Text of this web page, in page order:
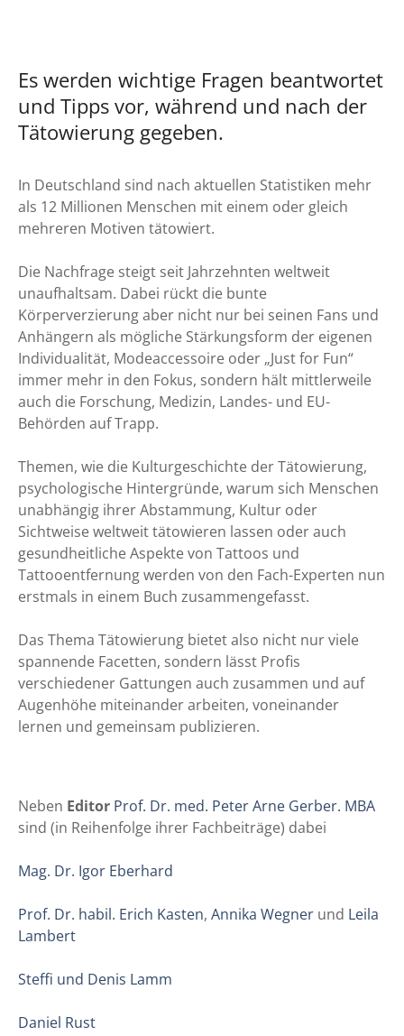
Es werden wichtige Fragen beantwortet
und Tipps vor, während und nach der
Tätowierung gegeben.
In Deutschland sind nach aktuellen Statistiken mehr
als 12 Millionen Menschen mit einem oder gleich
mehreren Motiven tätowiert.
Die Nachfrage steigt seit Jahrzehnten weltweit
unaufhaltsam. Dabei rückt die bunte
Körperverzierung aber nicht nur bei seinen Fans und
Anhängern als mögliche Stärkungsform der eigenen
Individualität, Modeaccessoire oder „Just for Fun“
immer mehr in den Fokus, sondern hält mittlerweile
auch die Forschung, Medizin, Landes- und EU-
Behörden auf Trapp.
Themen, wie die Kulturgeschichte der Tätowierung,
psychologische Hintergründe, warum sich Menschen
unabhängig ihrer Abstammung, Kultur oder
Sichtweise weltweit tätowieren lassen oder auch
gesundheitliche Aspekte von Tattoos und
Tattooentfernung werden von den Fach-Experten nun
erstmals in einem Buch zusammengefasst.
Das Thema Tätowierung bietet also nicht nur viele
spannende Facetten, sondern lässt Profis
verschiedener Gattungen auch zusammen und auf
Augenhöhe miteinander arbeiten, voneinander
lernen und gemeinsam publizieren.
Neben Editor Prof. Dr. med. Peter Arne Gerber. MBA
sind (in Reihenfolge ihrer Fachbeiträge) dabei
Mag. Dr. Igor Eberhard
Prof. Dr. habil. Erich Kasten, Annika Wegner und Leila
Lambert
Steffi und Denis Lamm
Daniel Rust